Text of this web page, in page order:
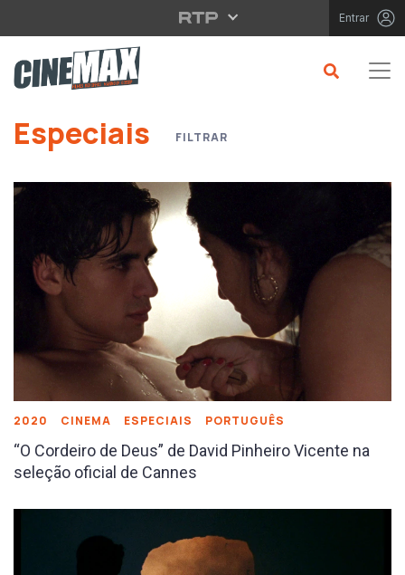
Saltar para o conteúdo principal Entrar
Especiais FILTRAR
2020 CINEMA ESPECIAIS PORTUGUÊS
“O Cordeiro de Deus” de David Pinheiro Vicente na
seleção oficial de Cannes